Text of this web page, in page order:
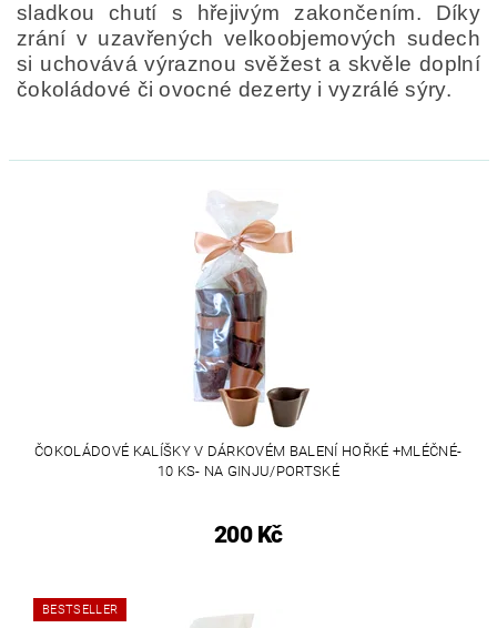
sladkou chutí s hřejivým zakončením. Díky
zrání v uzavřených velkoobjemových sudech
si uchovává výraznou svěžest a skvěle doplní
čokoládové či ovocné dezerty i vyzrálé sýry.
ČOKOLÁDOVÉ KALÍŠKY V DÁRKOVÉM BALENÍ HOŘKÉ +MLÉČNÉ-
10 KS- NA GINJU/PORTSKÉ
200 Kč
BESTSELLER